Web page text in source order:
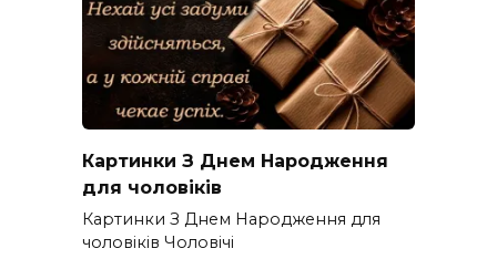
Картинки З Днем Народження
для чоловіків​
Картинки З Днем Народження для
чоловіків​ Чоловічі